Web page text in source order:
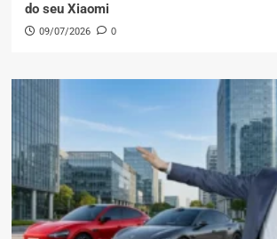
do seu Xiaomi
09/07/2026 0